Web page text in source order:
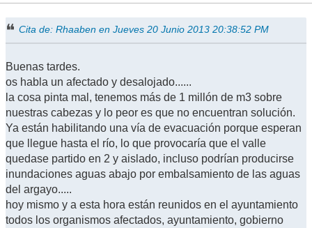
Cita de: Rhaaben en Jueves 20 Junio 2013 20:38:52 PM
Buenas tardes.
os habla un afectado y desalojado......
la cosa pinta mal, tenemos más de 1 millón de m3 sobre
nuestras cabezas y lo peor es que no encuentran solución.
Ya están habilitando una vía de evacuación porque esperan
que llegue hasta el río, lo que provocaría que el valle
quedase partido en 2 y aislado, incluso podrían producirse
inundaciones aguas abajo por embalsamiento de las aguas
del argayo.....
hoy mismo y a esta hora están reunidos en el ayuntamiento
todos los organismos afectados, ayuntamiento, gobierno